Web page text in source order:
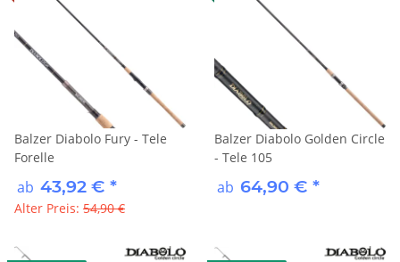
Balzer Diabolo Fury - Tele
Forelle
ab 43,92 € *
Alter Preis: 54,90 €
Balzer Diabolo Golden Circle
- Tele 105
ab 64,90 € *